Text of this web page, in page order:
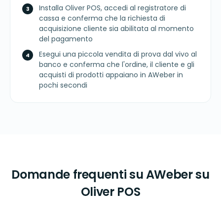
Installa Oliver POS, accedi al registratore di
cassa e conferma che la richiesta di
acquisizione cliente sia abilitata al momento
del pagamento
Esegui una piccola vendita di prova dal vivo al
banco e conferma che l'ordine, il cliente e gli
acquisti di prodotti appaiano in AWeber in
pochi secondi
Domande frequenti su AWeber su
Oliver POS